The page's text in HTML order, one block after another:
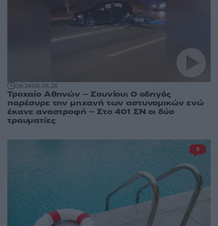
08:3409.08.26
Τροχαίο Αθηνών – Σουνίου: Ο οδηγός
παρέσυρε την μηχανή των αστυνομικών ενώ
έκανε αναστροφή – Στο 401 ΣΝ οι δύο
τραυματίες
8